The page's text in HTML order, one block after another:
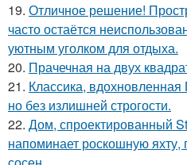
19. Отличное решение!
часто остаётся
уютным уголком для отдыха.
20. Прачечная на двух
21. Классика,
но без излишней строгости.
22. Дом, спроектированный
напоминает роскошную